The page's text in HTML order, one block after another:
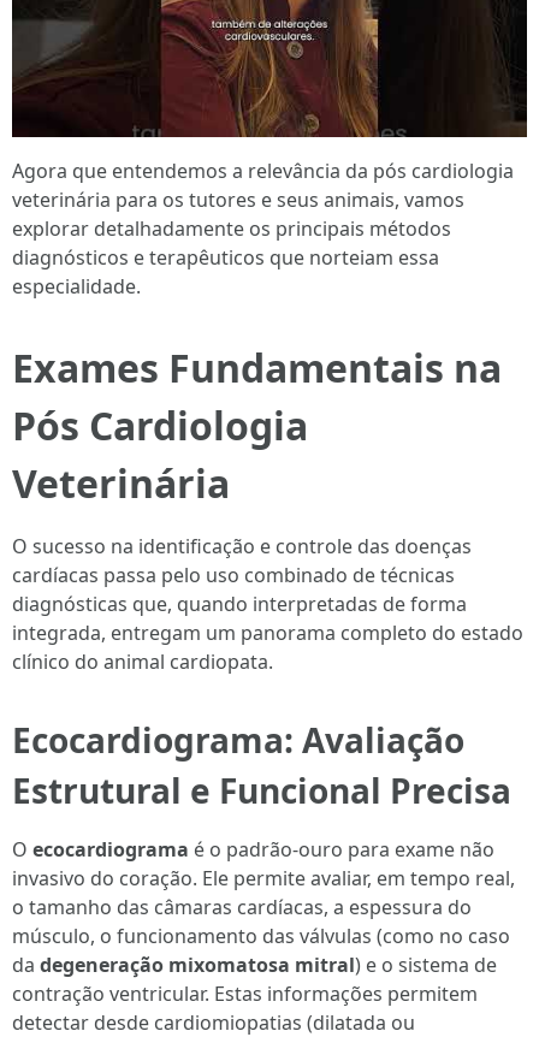
Agora que entendemos a relevância da pós cardiologia
veterinária para os tutores e seus animais, vamos
explorar detalhadamente os principais métodos
diagnósticos e terapêuticos que norteiam essa
especialidade.
Exames Fundamentais na
Pós Cardiologia
Veterinária
O sucesso na identificação e controle das doenças
cardíacas passa pelo uso combinado de técnicas
diagnósticas que, quando interpretadas de forma
integrada, entregam um panorama completo do estado
clínico do animal cardiopata.
Ecocardiograma: Avaliação
Estrutural e Funcional Precisa
O ecocardiograma é o padrão-ouro para exame não
invasivo do coração. Ele permite avaliar, em tempo real,
o tamanho das câmaras cardíacas, a espessura do
músculo, o funcionamento das válvulas (como no caso
da degeneração mixomatosa mitral) e o sistema de
contração ventricular. Estas informações permitem
detectar desde cardiomiopatias (dilatada ou